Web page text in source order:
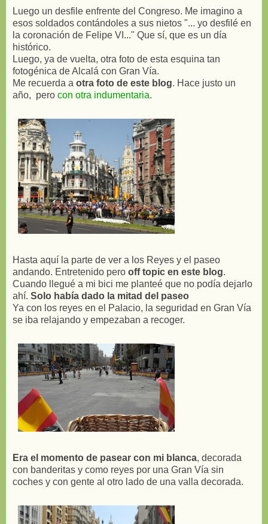
Luego un desfile enfrente del Congreso. Me imagino a
esos soldados contándoles a sus nietos "... yo desfilé en
la coronación de Felipe VI..." Que sí, que es un día
histórico.
Luego, ya de vuelta, otra foto de esta esquina tan
fotogénica de Alcalá con Gran Vía.
Me recuerda a otra foto de este blog. Hace justo un
año, pero con otra indumentaria.
Hasta aquí la parte de ver a los Reyes y el paseo
andando. Entretenido pero off topic en este blog.
Cuando llegué a mi bici me planteé que no podía dejarlo
ahí. Solo había dado la mitad del paseo
Ya con los reyes en el Palacio, la seguridad en Gran Vía
se iba relajando y empezaban a recoger.
Era el momento de pasear con mi blanca, decorada
con banderitas y como reyes por una Gran Vía sin
coches y con gente al otro lado de una valla decorada.